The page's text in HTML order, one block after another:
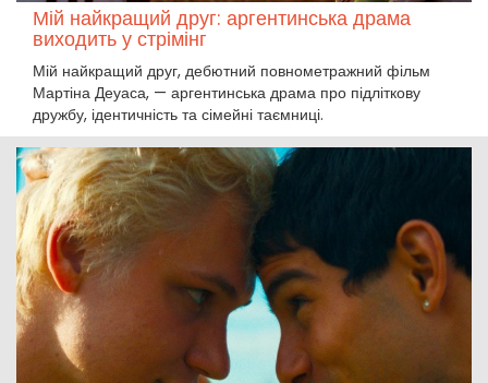
Мій найкращий друг: аргентинська драма
виходить у стрімінг
Мій найкращий друг, дебютний повнометражний фільм
Мартіна Деуаса, — аргентинська драма про підліткову
дружбу, ідентичність та сімейні таємниці.